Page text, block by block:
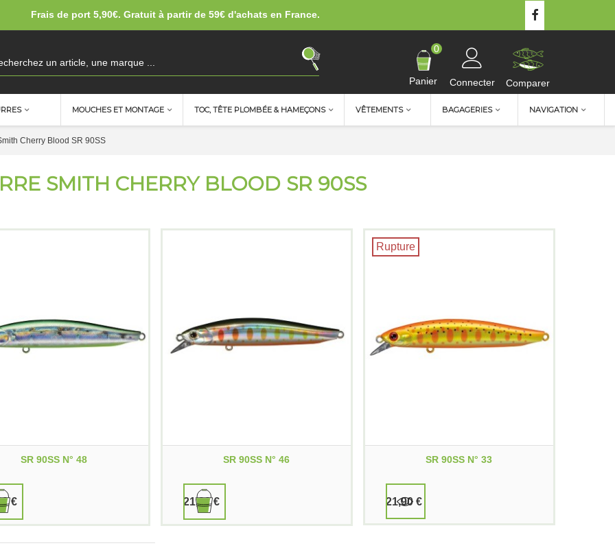
Frais de port 5,90€. Gratuit à partir de 59€ d'achats en France.
Panier
0
Connecter Comparer
MOUCHES ET MONTAGE TOC, TÊTE PLOMBÉE & HAMEÇONS VÊTEMENTS BAGAGERIES NAVIGATION
Cherry Blood SR 90SS
SMITH CHERRY BLOOD SR 90SS
SR 90SS N° 48
€
SR 90SS N° 46
21,90 €
Rupture
SR 90SS N° 33
21,90 €